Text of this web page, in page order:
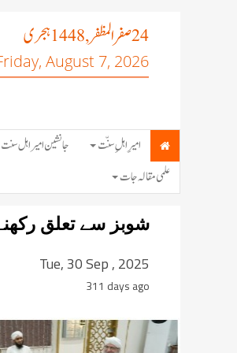
24صفر المظفر, 1448 ہجری
August 7, 2026
امیرِ اہلِ سنّت جانشین امیر اہل سنت
علمی مقالہ جات
شوبز سے تعلق
Tue, 30 Sep , 2025
311 days ago